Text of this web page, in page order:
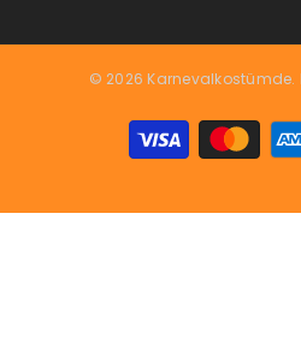
© 2026 Karnevalkostümde.